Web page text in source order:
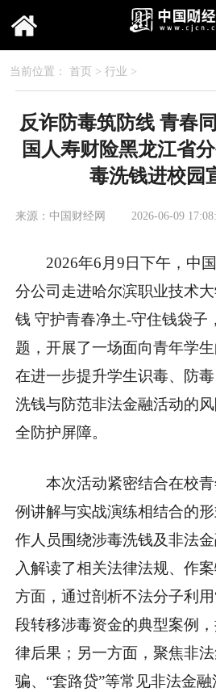
当前位置： 首页 > 行业 >
反诈防毒筑防线 青春
国人寿财险黑龙江省
毒洗钱进校园
来源：中国财经网 2026-06-09
2026年6月9日下午，中
分公司走进哈尔滨职业技术
钱 守护青春净土-守住钱袋子
题，开展了一场面向青年学
在进一步提升学生识毒、防
洗钱与防范非法金融活动的
全防护屏障。
本次活动紧密结合在校
例讲解与实战演练相结合的
作人员围绕涉毒洗钱及非法
入解读了相关法律法规、作
方面，通过剖析不法分子利用
段转移涉毒资金的典型案例
律后果；另一方面，聚焦非
骗、“套路贷”等常见非法金